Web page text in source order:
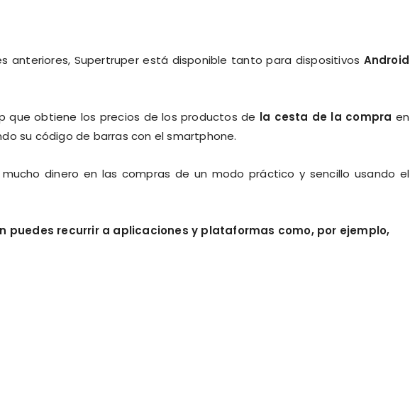
anteriores, Supertruper está disponible tanto para dispositivos Android
que obtiene los precios de los productos de la cesta de la compra en
su código de barras con el smartphone.
dinero en las compras de un modo práctico y sencillo usando el
puedes recurrir a aplicaciones y plataformas como, por ejemplo,